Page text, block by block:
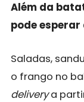
Além da
pode esperar
Saladas,
o frango no
deliverya